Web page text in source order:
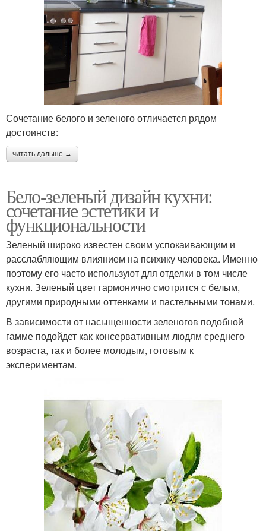
Сочетание белого и зеленого отличается рядом
достоинств:
читать дальше →
Бело-зеленый дизайн кухни:
сочетание эстетики и
функциональности
Зеленый широко известен своим успокаивающим и
расслабляющим влиянием на психику человека. Именно
поэтому его часто используют для отделки в том числе
кухни. Зеленый цвет гармонично смотрится с белым,
другими природными оттенками и пастельными тонами.
В зависимости от насыщенности зеленогов подобной
гамме подойдет как консервативным людям среднего
возраста, так и более молодым, готовым к
экспериментам.